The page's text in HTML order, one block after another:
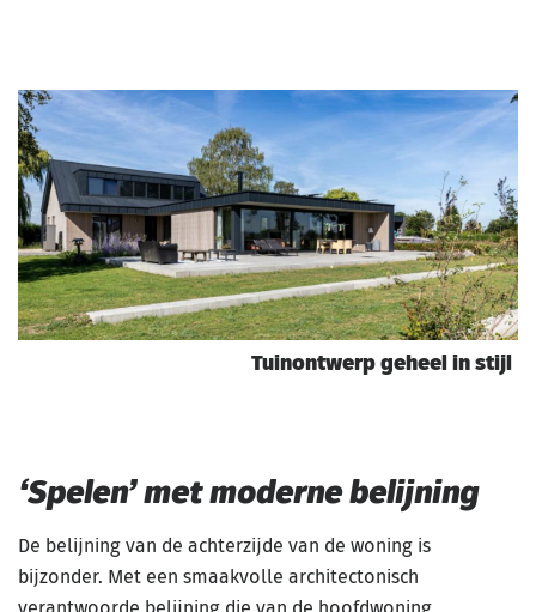
Tuinontwerp geheel in stijl
‘Spelen’ met moderne belijning
De belijning van de achterzijde van de woning is
bijzonder. Met een smaakvolle architectonisch